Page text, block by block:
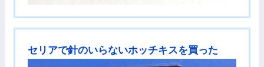
セリアで針のいらないホッチキスを買った